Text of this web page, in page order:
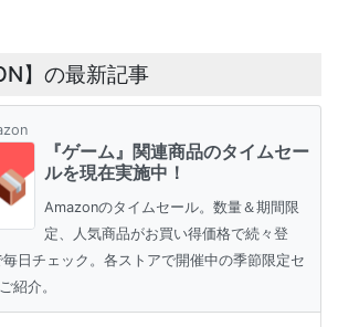
】の最新記事
『ゲーム』関連商品のタイムセー
ルを現在実施中！
Amazonのタイムセール。数量＆期間限
定、人気商品がお買い得価格で続々登
日チェック。各ストアで開催中の季節限定セ
紹介。